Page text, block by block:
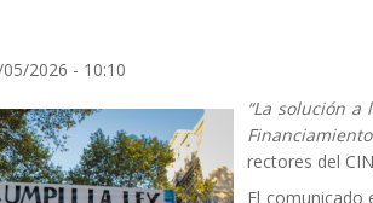
05/2026 - 10:10
“La solución
rectores del
El comunicado